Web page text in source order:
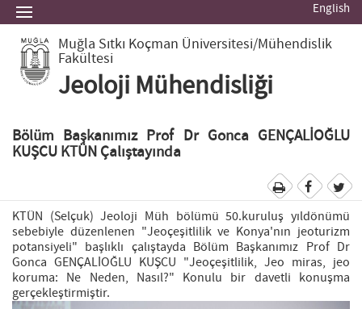
English
Muğla Sıtkı Koçman Üniversitesi/Mühendislik
Fakültesi
Jeoloji Mühendisliği
Bölüm Başkanımız Prof Dr Gonca GENÇALİOĞLU
KUŞCU KTÜN Çalıştayında
KTÜN (Selçuk) Jeoloji Müh bölümü 50.kuruluş yıldönümü
sebebiyle düzenlenen "Jeoçeşitlilik ve Konya'nın jeoturizm
potansiyeli" başlıklı çalıştayda Bölüm Başkanımız Prof Dr
Gonca GENÇALİOĞLU KUŞCU "Jeoçeşitlilik, Jeo miras, jeo
koruma: Ne Neden, Nasıl?" Konulu bir davetli konuşma
gerçekleştirmiştir.